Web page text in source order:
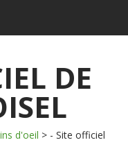
DE
d'oeil > - Site officiel